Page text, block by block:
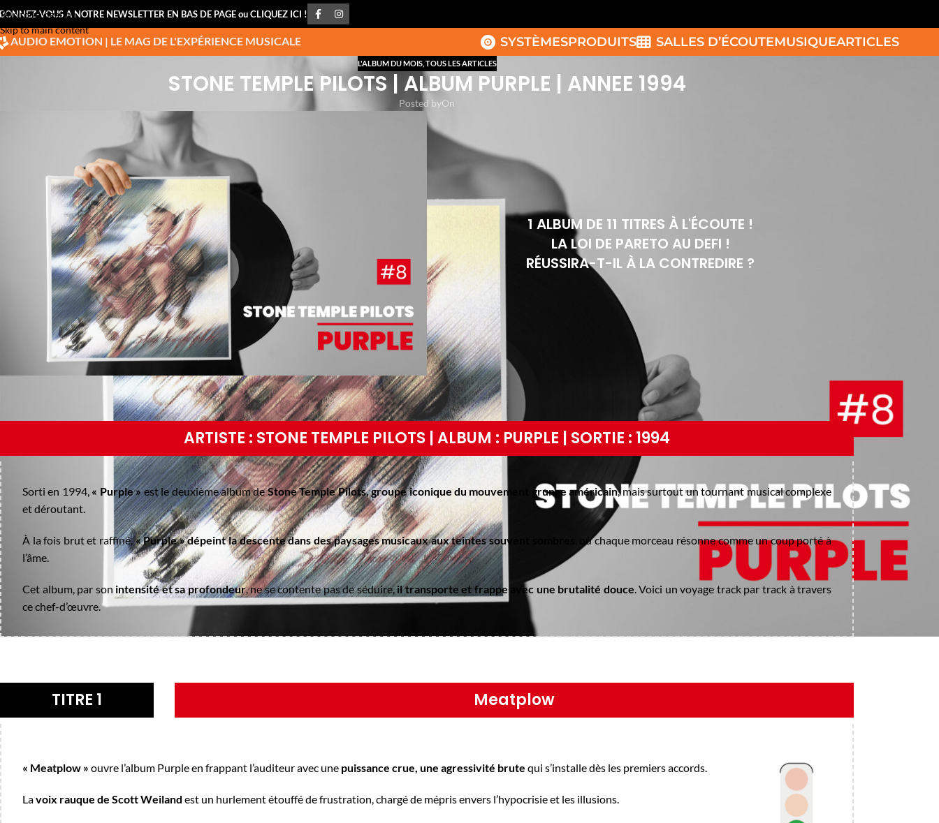
Skip to navigation
Skip to main content
VOUS A NOTRE NEWSLETTER EN BAS DE PAGE ou CLIQUEZ ICI !
AUDIO EMOTION | LE MAG DE L'EXPÉRIENCE MUSICALE SYSTÈMESPRODUITS SALLES D’ÉCOUTEMUSIQUEARTICLES
L'ALBUM DU MOIS, TOUS LES ARTICLES
STONE TEMPLE PILOTS | ALBUM PURPLE | ANNEE 1994
Posted byOn
1 ALBUM DE 11 TITRES À L'ÉCOUTE !
LA LOI DE PARETO AU DEFI !
RÉUSSIRA-T-IL À LA CONTREDIRE ?
ARTISTE : STONE TEMPLE PILOTS | ALBUM : PURPLE | SORTIE : 1994
Sorti en 1994, « Purple »est le deuxième album deStone Temple Pilots, groupe iconique du mouvement grunge américain, mais surtout un tournant musical complexe
et déroutant.
À la fois brut et raffiné,« Purple » dépeint la descente dans des paysages musicaux aux teintes souvent sombres
, où chaque morceau résonne comme un coup porté à
l’âme.
Cet album, par son intensité et sa profondeur, ne se contente pas de séduire,il transporte et frappe avec une brutalité douce. Voici un voyage track par track à travers
ce chef-d’œuvre.
TITRE 1 Meatplow
« Meatplow » ouvre l’album Purpleen frappant l’auditeur avec une puissance crue, une agressivité brute qui s’installe dès les premiers accords.
Lavoix rauque de Scott Weiland est un hurlement étouffé de frustration, chargé de mépris envers l’hypocrisie et les illusions.